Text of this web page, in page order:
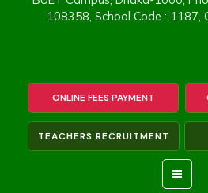
108358, School Code : 1187,
TEACHERS RECRUITMENT
ONLINE FEES PAYMENT